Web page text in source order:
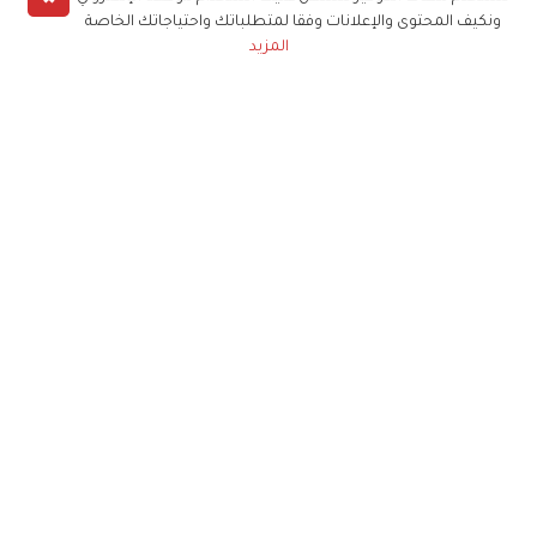
ونكيف المحتوى والإعلانات وفقا لمتطلباتك واحتياجاتك الخاصة
المزيد